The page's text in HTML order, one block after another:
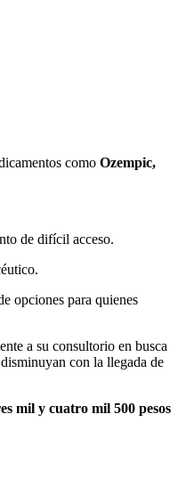
como Ozempic,
de difícil acceso.
opciones para quienes
a su consultorio en busca
con la llegada de
mil y cuatro mil 500 pesos